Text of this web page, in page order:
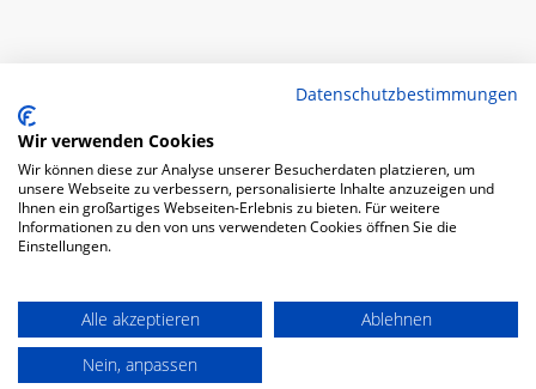
Datenschutzbestimmungen
Wir verwenden Cookies
Wir können diese zur Analyse unserer Besucherdaten platzieren, um
unsere Webseite zu verbessern, personalisierte Inhalte anzuzeigen und
Ihnen ein großartiges Webseiten-Erlebnis zu bieten. Für weitere
Informationen zu den von uns verwendeten Cookies öffnen Sie die
Einstellungen.
Alle akzeptieren
Ablehnen
Nein, anpassen